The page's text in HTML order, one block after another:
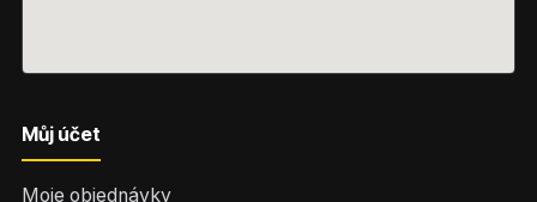
Můj účet
Moje objednávky